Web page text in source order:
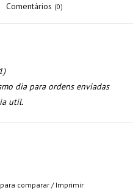
Comentários (0)
dia para ordens enviadas
util.
comparar / Imprimir